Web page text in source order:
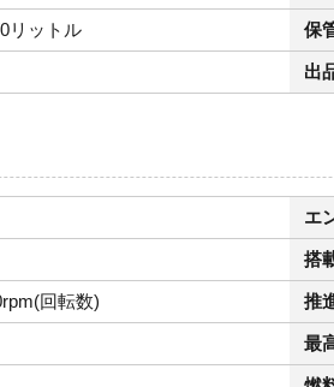
リットル 保
出
エ
搭
回転数) 推
最